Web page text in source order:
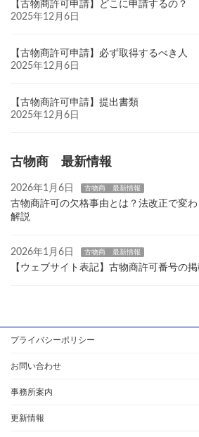
【古物商許可申請】どこに申請するの？
2025年12月6日
【古物商許可申請】必ず取得するべき人
2025年12月6日
【古物商許可申請】提出書類
2025年12月6日
古物商 最新情報
2026年1月6日 古物商 最新情報
古物商許可の欠格事由とは？法改正で変わ
解説
2026年1月6日 古物商 最新情報
【ウェブサイト表記】古物商許可番号の
プライバシーポリシー
お問い合わせ
事務所案内
更新情報